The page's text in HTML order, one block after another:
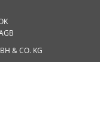
& CO. KG